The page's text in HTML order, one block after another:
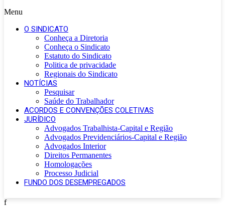
Menu
O SINDICATO
Conheça a Diretoria
Conheça o Sindicato
Estatuto do Sindicato
Politica de privacidade
Regionais do Sindicato
NOTÍCIAS
Pesquisar
Saúde do Trabalhador
ACORDOS E CONVENÇÕES COLETIVAS
JURÍDICO
Advogados Trabalhista-Capital e Região
Advogados Previdenciários-Capital e Região
Advogados Interior
Direitos Permanentes
Homologações
Processo Judicial
FUNDO DOS DESEMPREGADOS
f